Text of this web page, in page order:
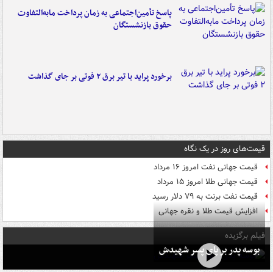
پاسخ تأمین‌اجتماعی به زمان پرداخت مابه‌التفاوت
حقوق بازنشستگان
برخورد پراید با تیر برق ۲ فوتی بر جای گذاشت
قیمت‌های روز در یک نگاه
قیمت جهانی نفت امروز ۱۶ مرداد
قیمت جهانی طلا امروز ۱۵ مرداد
قیمت نفت برنت به ۷۹ دلار رسید
افزایش قیمت طلا و نقره جهانی
فیلم برگزیده
بوسه‌ پدر بر پای پسر شهیدش